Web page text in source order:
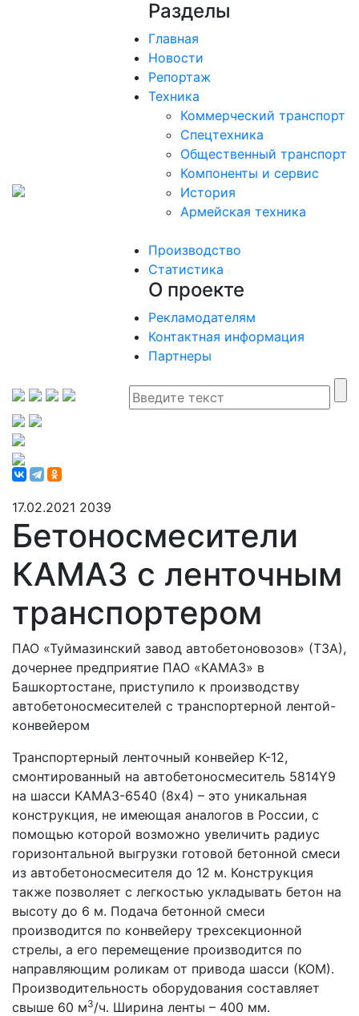
Разделы
Главная
Новости
Репортаж
Техника
Коммерческий транспорт
Спецтехника
Общественный транспорт
Компоненты и сервис
История
Армейская техника
Производство
Статистика
О проекте
Рекламодателям
Контактная информация
Партнеры
17.02.2021 2039
Бетоносмесители
КАМАЗ с ленточным
транспортером
ПАО «Туймазинский завод автобетоновозов» (ТЗА),
дочернее предприятие ПАО «КАМАЗ» в
Башкортостане, приступило к производству
автобетоносмесителей с транспортерной лентой-
конвейером
Транспортерный ленточный конвейер К-12,
смонтированный на автобетоносмеситель 5814Y9
на шасси KAMAЗ-6540 (8х4) – это уникальная
конструкция, не имеющая аналогов в России, с
помощью которой возможно увеличить радиус
горизонтальной выгрузки готовой бетонной смеси
из автобетоносмесителя до 12 м. Конструкция
также позволяет с легкостью укладывать бетон на
высоту до 6 м. Подача бетонной смеси
производится по конвейеру трехсекционной
стрелы, а его перемещение производится по
направляющим роликам от привода шасси (КОМ).
Производительность оборудования составляет
свыше 60 м3/ч. Ширина ленты – 400 мм.